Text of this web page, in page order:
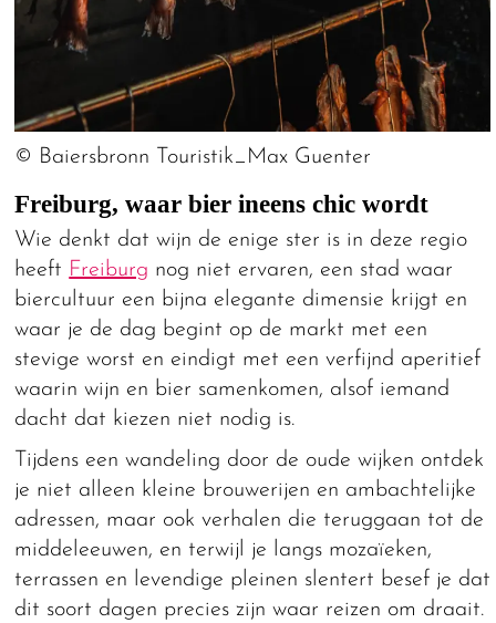
© Baiersbronn Touristik_Max Guenter
Freiburg, waar bier ineens chic wordt
Wie denkt dat wijn de enige ster is in deze regio
heeft Freiburg nog niet ervaren, een stad waar
biercultuur een bijna elegante dimensie krijgt en
waar je de dag begint op de markt met een
stevige worst en eindigt met een verfijnd aperitief
waarin wijn en bier samenkomen, alsof iemand
dacht dat kiezen niet nodig is.
Tijdens een wandeling door de oude wijken ontdek
je niet alleen kleine brouwerijen en ambachtelijke
adressen, maar ook verhalen die teruggaan tot de
middeleeuwen, en terwijl je langs mozaïeken,
terrassen en levendige pleinen slentert besef je dat
dit soort dagen precies zijn waar reizen om draait.